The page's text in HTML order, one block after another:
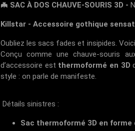
🦇 SAC À DOS CHAUVE-SOURIS 3D -
Killstar - Accessoire gothique
Oubliez les sacs fades et insipides. Voici
Conçu comme une chauve-souris
d’accessoire est thermoformé en 3D
style : on parle de manifeste.
Détails sinistres :
Sac thermoformé 3D en forme